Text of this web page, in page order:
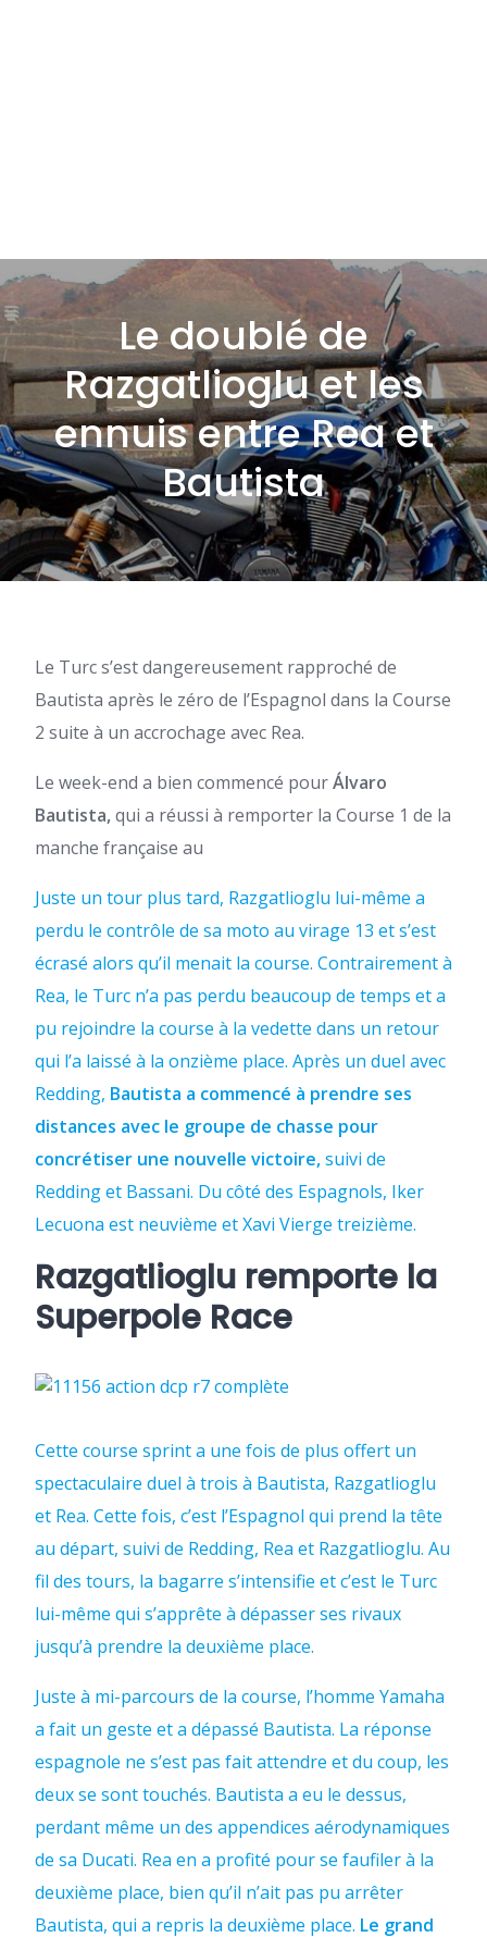
Le doublé de
Razgatlioglu et les
ennuis entre Rea et
Bautista
Le Turc s’est dangereusement rapproché de
Bautista après le zéro de l’Espagnol dans la Course
2 suite à un accrochage avec Rea.
Le week-end a bien commencé pourÁlvaro
Bautista,qui a réussi à remporter la Course 1 de la
manche française au
Juste un tour plus tard, Razgatlioglu lui-même a
perdu le contrôle de sa moto au virage 13 et s’est
écrasé alors qu’il menait la course. Contrairement à
Rea, le Turc n’a pas perdu beaucoup de temps et a
pu rejoindre la course à la vedette dans un retour
qui l’a laissé à la onzième place. Après un duel avec
Redding, Bautista a commencé à prendre ses
distances avec le groupe de chasse pour
concrétiser une nouvelle victoire,suivi de
Redding et Bassani. Du côté des Espagnols, Iker
Lecuona est neuvième et Xavi Vierge treizième.
Razgatlioglu remporte la
Superpole Race
Cette course sprint a une fois de plus offert un
spectaculaire duel à trois à Bautista, Razgatlioglu
et Rea. Cette fois, c’est l’Espagnol qui prend la tête
au départ, suivi de Redding, Rea et Razgatlioglu. Au
fil des tours, la bagarre s’intensifie et c’est le Turc
lui-même qui s’apprête à dépasser ses rivaux
jusqu’à prendre la deuxième place.
Juste à mi-parcours de la course, l’homme Yamaha
a fait un geste et a dépassé Bautista. La réponse
espagnole ne s’est pas fait attendre et du coup, les
deux se sont touchés. Bautista a eu le dessus,
perdant même un des appendices aérodynamiques
de sa Ducati. Rea en a profité pour se faufiler à la
deuxième place, bien qu’il n’ait pas pu arrêter
Bautista, qui a repris la deuxième place. Le grand